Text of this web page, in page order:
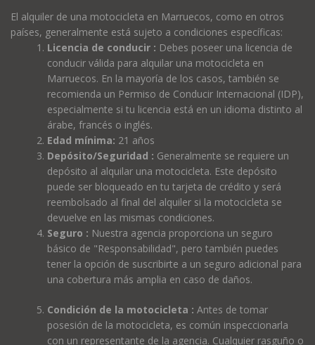
El alquiler de una motocicleta en Marruecos, como en otros
países, generalmente está sujeto a condiciones específicas:
Licencia de conducir : Debes poseer una licencia de
conducir válida para alquilar una motocicleta en
Marruecos. En la mayoría de los casos, también se
recomienda un Permiso de Conducir Internacional (IDP),
especialmente si tu licencia está en un idioma distinto al
árabe, francés o inglés.
Edad mínima: 21 años
Depósito/Seguridad : Generalmente se requiere un
depósito al alquilar una motocicleta. Este depósito
puede ser bloqueado en tu tarjeta de crédito y será
reembolsado al final del alquiler si la motocicleta se
devuelve en las mismas condiciones.
Seguro : Nuestra agencia proporciona un seguro
básico de "Responsabilidad", pero también puedes
tener la opción de suscribirte a un seguro adicional para
una cobertura más amplia en caso de daños.
Condición de la motocicleta :Antes de tomar
posesión de la motocicleta, es común inspeccionarla
con un representante de la agencia. Cualquier rasguño o